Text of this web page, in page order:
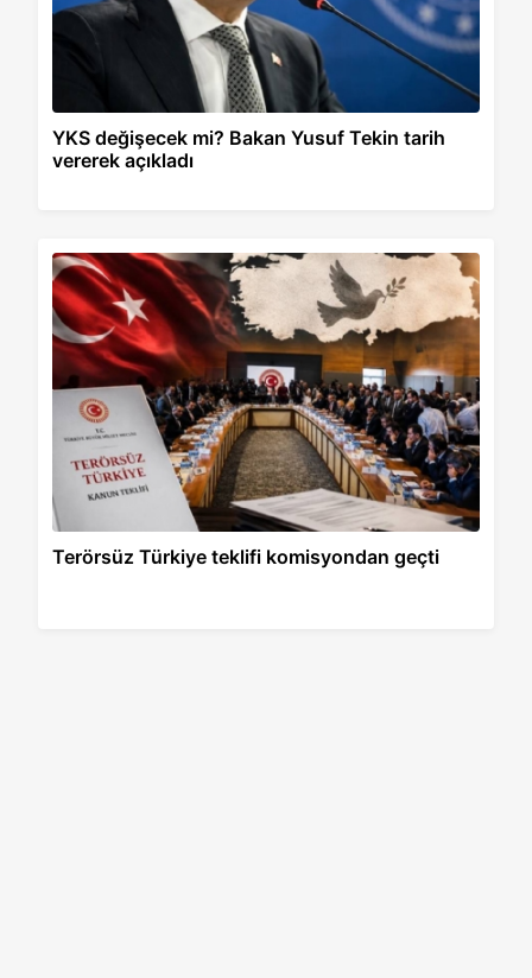
YKS değişecek mi? Bakan Yusuf Tekin tarih
vererek açıkladı
Terörsüz Türkiye teklifi komisyondan geçti